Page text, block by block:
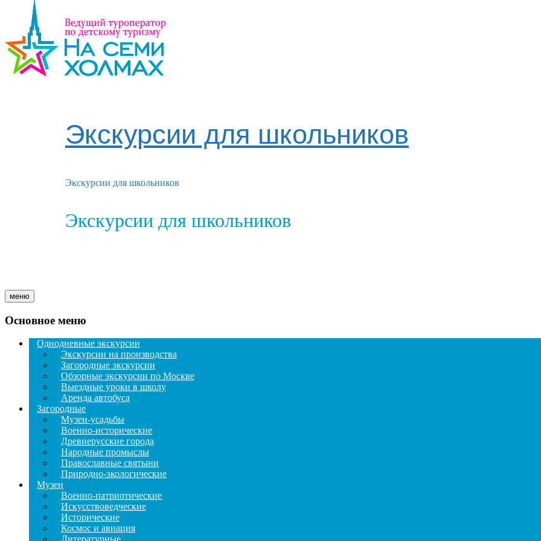
Экскурсии для школьников
Экскурсии для школьников
Экскурсии для школьников
меню
Основное меню
Однодневные экскурсии
Экскурсии на производства
Загородные экскурсии
Обзорные экскурсии по Москве
Выездные уроки в школу
Аренда автобуса
Загородные
Музеи-усадьбы
Военно-исторические
Древнерусские города
Народные промыслы
Православные святыни
Природно-экологические
Музеи
Военно-патриотические
Искусствоведческие
Исторические
Космос и авиация